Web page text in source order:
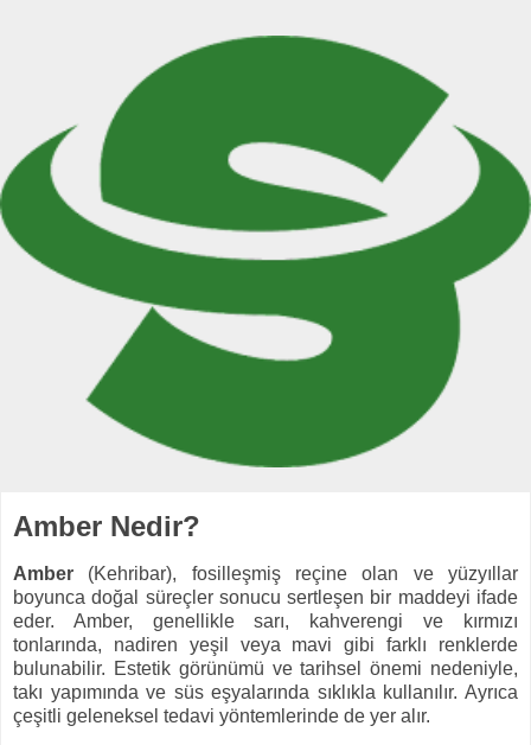
Amber Nedir?
Amber (Kehribar), fosilleşmiş reçine olan ve yüzyıllar
boyunca doğal süreçler sonucu sertleşen bir maddeyi ifade
eder. Amber, genellikle sarı, kahverengi ve kırmızı
tonlarında, nadiren yeşil veya mavi gibi farklı renklerde
bulunabilir. Estetik görünümü ve tarihsel önemi nedeniyle,
takı yapımında ve süs eşyalarında sıklıkla kullanılır. Ayrıca
çeşitli geleneksel tedavi yöntemlerinde de yer alır.